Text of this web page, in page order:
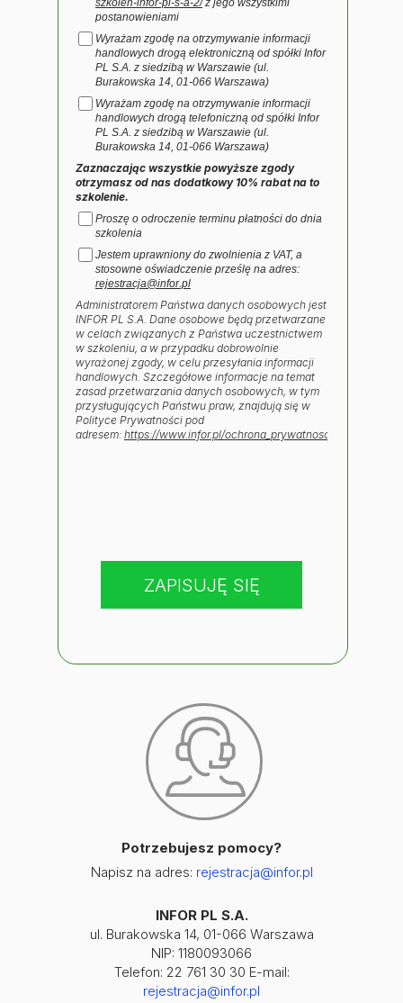
szkolen-infor-pl-s-a-2/z jego wszystkimi
postanowieniami
Wyrażam zgodę na otrzymywanie informacji
handlowych drogą elektroniczną od spółki Infor
PL S.A. z siedzibą w Warszawie (ul.
Burakowska 14, 01-066 Warszawa)
Wyrażam zgodę na otrzymywanie informacji
handlowych drogą telefoniczną od spółki Infor
PL S.A. z siedzibą w Warszawie (ul.
Burakowska 14, 01-066 Warszawa)
Zaznaczając wszystkie powyższe zgody
otrzymasz od nas dodatkowy 10% rabat na to
szkolenie.
Proszę o odroczenie terminu płatności do dnia
szkolenia
Jestem uprawniony do zwolnienia z VAT, a
stosowne oświadczenie prześlę na adres:
rejestracja@infor.pl
Administratorem Państwa danych osobowych jest
INFOR PL S.A. Dane osobowe będą przetwarzane
w celach związanych z Państwa uczestnictwem
w szkoleniu, a w przypadku dobrowolnie
wyrażonej zgody, w celu przesyłania informacji
handlowych. Szczegółowe informacje na temat
zasad przetwarzania danych osobowych, w tym
przysługujących Państwu praw, znajdują się w
Polityce Prywatności pod
adresem: https://www.infor.pl/ochrona_prywatnosci
ZAPISUJĘ SIĘ
INFOR PL S.A.
ul. Burakowska 14, 01-066 Warszawa
NIP: 1180093066
Telefon: 22 761 30 30 E-mail:
rejestracja@infor.pl
Potrzebujesz pomocy?
Napisz na adres: rejestracja@infor.pl